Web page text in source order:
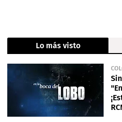
Lo más visto